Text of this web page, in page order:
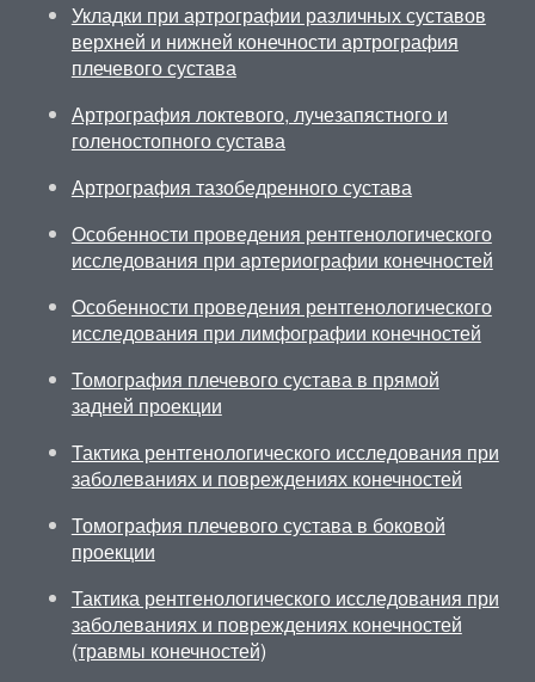
Укладки при артрографии различных суставов
верхней и нижней конечности артрография
плечевого сустава
Артрография локтевого, лучезапястного и
голеностопного сустава
Артрография тазобедренного сустава
Особенности проведения рентгенологического
исследования при артериографии конечностей
Особенности проведения рентгенологического
исследования при лимфографии конечностей
Томография плечевого сустава в прямой
задней проекции
Тактика рентгенологического исследования при
заболеваниях и повреждениях конечностей
Томография плечевого сустава в боковой
проекции
Тактика рентгенологического исследования при
заболеваниях и повреждениях конечностей
(травмы конечностей)